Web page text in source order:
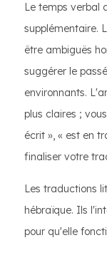
Le temps verbal
supplémentaire.
être ambiguës
suggérer le
environnants.
plus claires ;
écrit », « est en
finaliser votre
Les traductions
hébraïque. Ils
pour qu'elle